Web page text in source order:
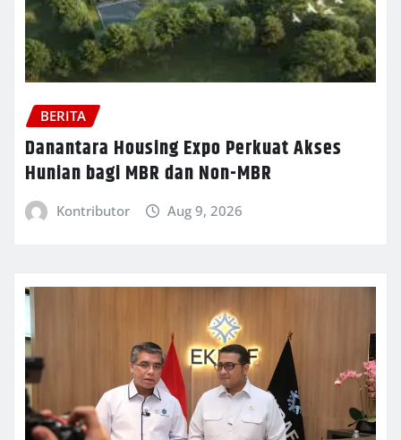
BERITA
Danantara Housing Expo Perkuat Akses
Hunian bagi MBR dan Non-MBR
Kontributor Aug 9, 2026